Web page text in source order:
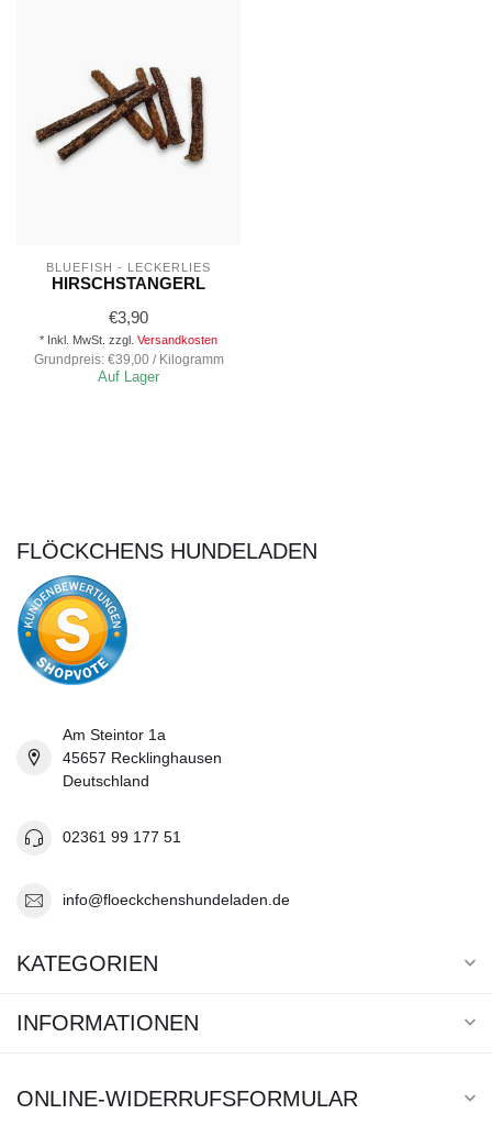
BLUEFISH - LECKERLIES
HIRSCHSTANGERL
€3,90
* Inkl. MwSt. zzgl. Versandkosten
Grundpreis: €39,00 / Kilogramm
Auf Lager
FLÖCKCHENS HUNDELADEN
Am Steintor 1a
45657 Recklinghausen
Deutschland
02361 99 177 51
info@floeckchenshundeladen.de
KATEGORIEN
INFORMATIONEN
ONLINE-WIDERRUFSFORMULAR